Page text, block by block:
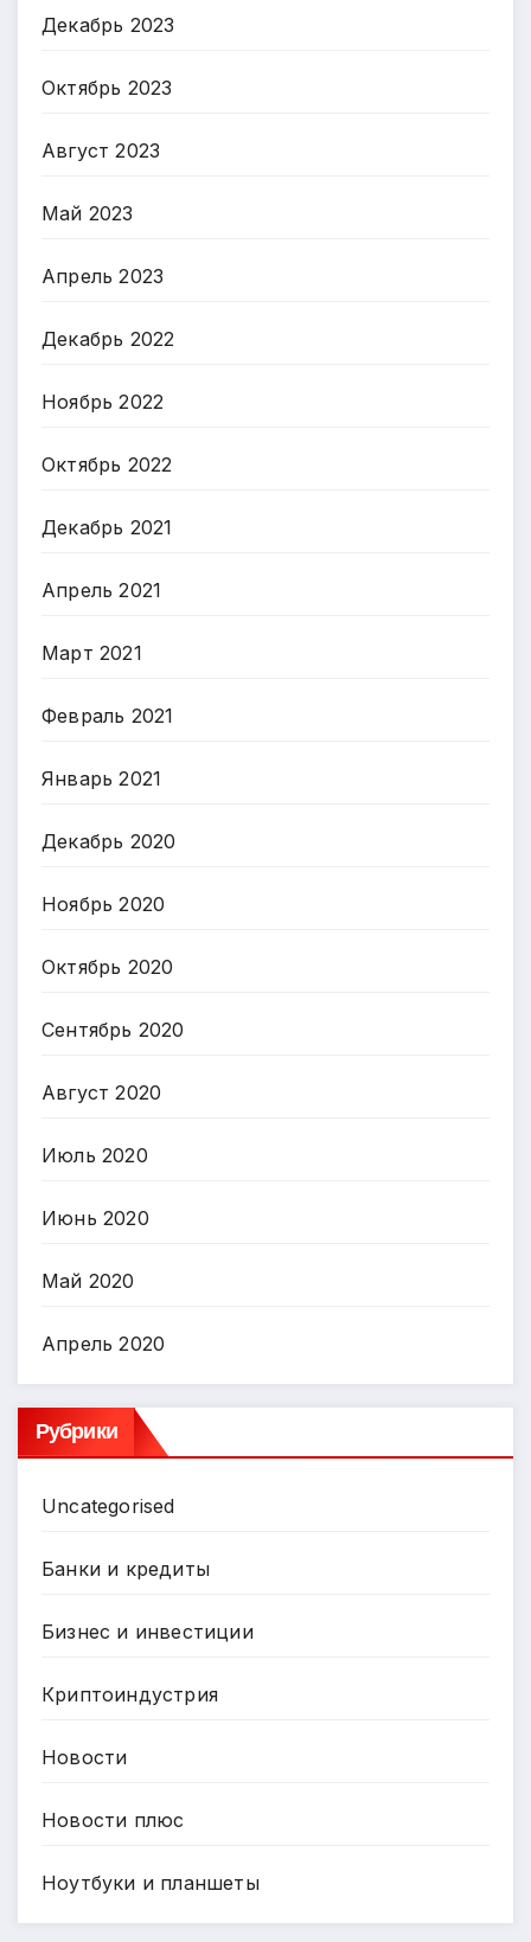
Декабрь 2023
Октябрь 2023
Август 2023
Май 2023
Апрель 2023
Декабрь 2022
Ноябрь 2022
Октябрь 2022
Декабрь 2021
Апрель 2021
Март 2021
Февраль 2021
Январь 2021
Декабрь 2020
Ноябрь 2020
Октябрь 2020
Сентябрь 2020
Август 2020
Июль 2020
Июнь 2020
Май 2020
Апрель 2020
Рубрики
Uncategorised
Банки и кредиты
Бизнес и инвестиции
Криптоиндустрия
Новости
Новости плюс
Ноутбуки и планшеты